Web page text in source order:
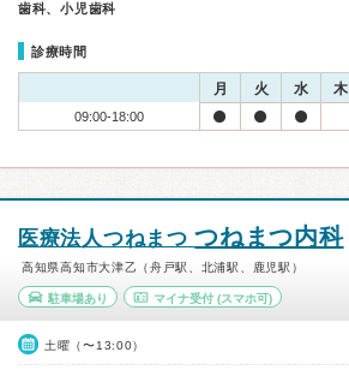
歯科、小児歯科
診療時間
月 火 水 木
09:00-18:00
医療法人つねまつつねまつ内科
高知県高知市大津乙（舟戸駅、北浦駅、鹿児駅）
駐車場あり マイナ受付(スマホ可)
土曜（〜13:00）